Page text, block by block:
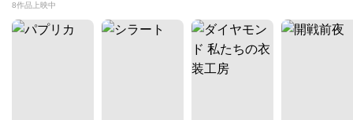
8作品上映中